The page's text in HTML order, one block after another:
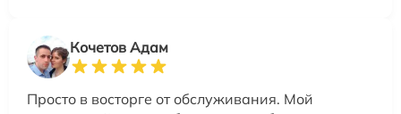
Кочетов Адам
Просто в восторге от обслуживания. Мой